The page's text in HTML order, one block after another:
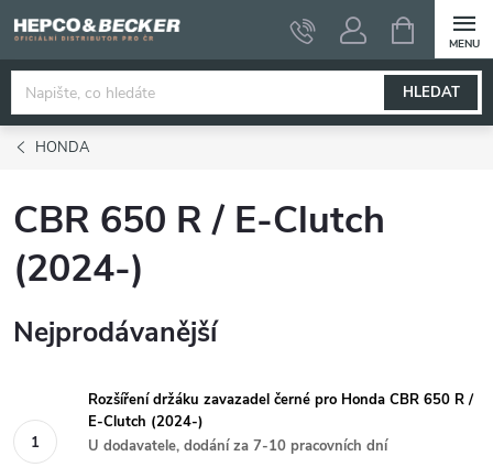
na
obsah
HLEDAT
NÁKUPNÍ
KOŠÍK
HONDA
CBR 650 R / E-Clutch
(2024-)
Nejprodávanější
Rozšíření držáku zavazadel černé pro Honda CBR 650 R /
E-Clutch (2024-)
U dodavatele, dodání za 7-10 pracovních dní